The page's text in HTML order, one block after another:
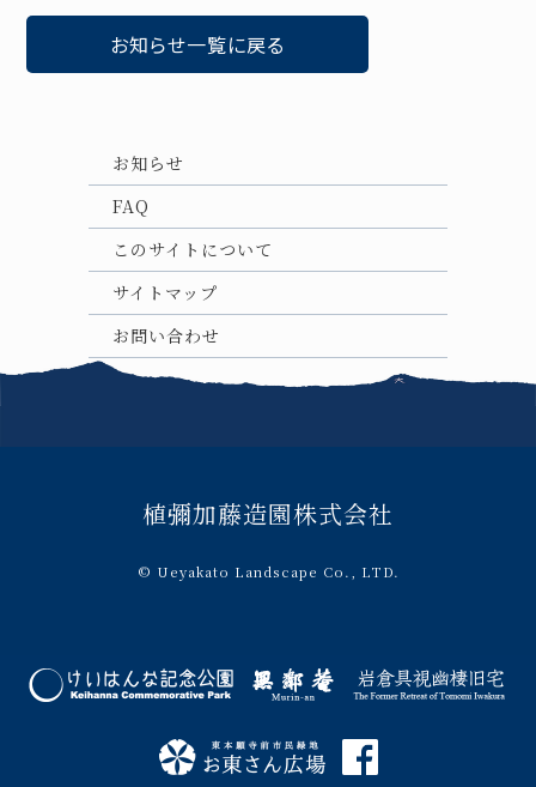
お知らせ一覧に戻る
お知らせ
FAQ
このサイトについて
サイトマップ
お問い合わせ
植彌加藤造園株式会社
© Ueyakato Landscape Co., LTD.